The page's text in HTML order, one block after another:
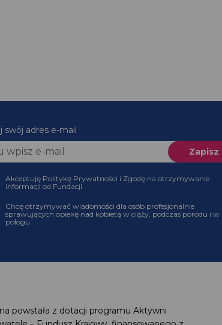
swój adres e-mail
Akceptuję Politykę Prywatności i Zgodę na otrzymywanie
informacji od Fundacji
Chcę otrzymywać wiadomości dla osób profesjonalnie
sprawujących opiekę nad kobietą w ciąży, podczas porodu i w
połogu
powstała z dotacji programu Aktywni